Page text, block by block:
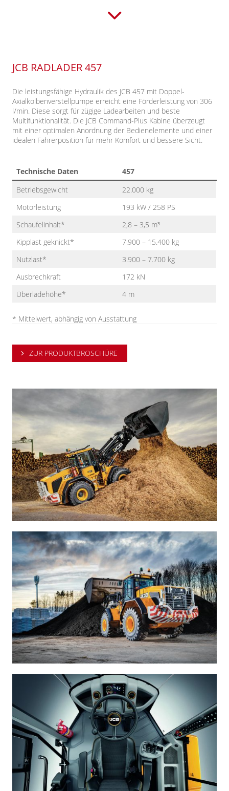
JCB RADLADER 457
Die leistungsfähige Hydraulik des JCB 457 mit Doppel-
Axialkolbenverstellpumpe erreicht eine Förderleistung von 306
l/min. Diese sorgt für zügige Ladearbeiten und beste
Multifunktionalität. Die JCB Command-Plus Kabine überzeugt
mit einer optimalen Anordnung der Bedienelemente und einer
idealen Fahrerposition für mehr Komfort und bessere Sicht.
Technische Daten
457
Betriebsgewicht
22.000 kg
Motorleistung
193 kW / 258 PS
Schaufelinhalt*
2,8 – 3,5 m³
Kipplast geknickt*
7.900 – 15.400 kg
Nutzlast*
3.900 – 7.700 kg
Ausbrechkraft
172 kN
Überladehöhe*
4 m
* Mittelwert, abhängig von Ausstattung
ZUR PRODUKTBROSCHÜRE